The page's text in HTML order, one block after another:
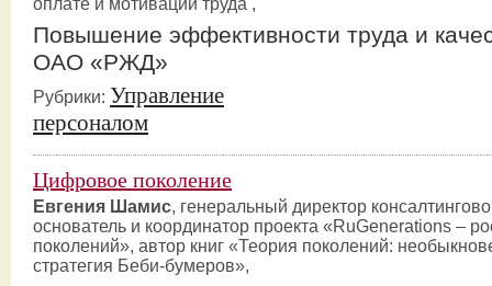
оплате и мотивации труда ,
Повышение эффективности труда и
ОАО «РЖД»
Рубрики: Управление
персоналом
Цифровое поколение
Евгения Шамис, генеральный директор
основатель и координатор проекта «RuGenerations –
поколений», автор книг «Теория поколений:
стратегия Беби-бумеров»,